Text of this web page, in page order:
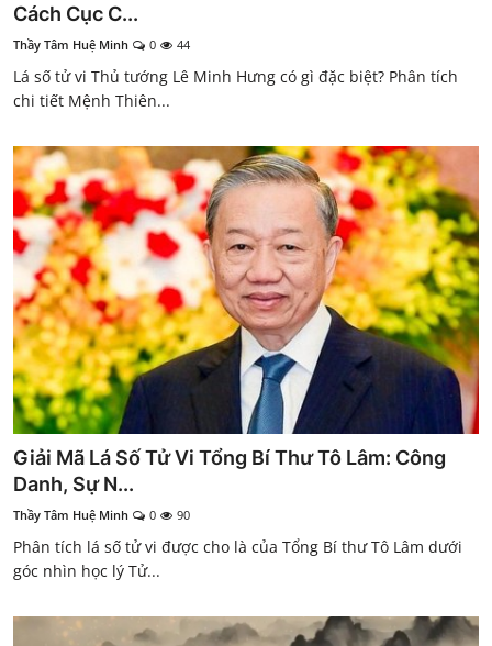
Cách Cục C...
Thầy Tâm Huệ Minh 0 44
Lá số tử vi Thủ tướng Lê Minh Hưng có gì đặc biệt? Phân tích
chi tiết Mệnh Thiên...
Giải Mã Lá Số Tử Vi Tổng Bí Thư Tô Lâm: Công
Danh, Sự N...
Thầy Tâm Huệ Minh 0 90
Phân tích lá số tử vi được cho là của Tổng Bí thư Tô Lâm dưới
góc nhìn học lý Tử...